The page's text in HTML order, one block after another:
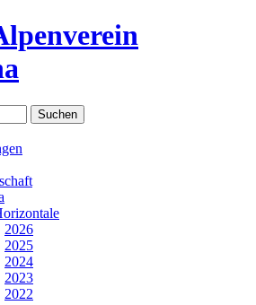
2026
2025
2024
2023
2022